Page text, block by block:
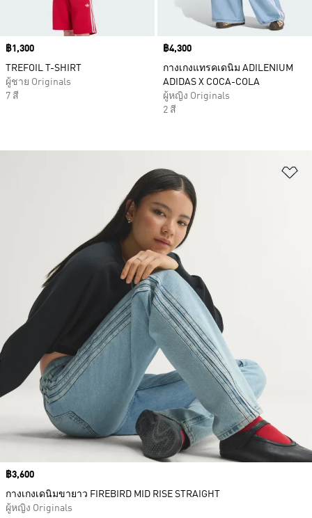
Price
฿1,300
TREFOIL T-SHIRT
ผู้ชาย Originals
7 สี
Price
฿4,300
กางเกงแทรคเดนิม ADILENIUM
ADIDAS X COCA-COLA
ผู้หญิง Originals
2 สี
Price
฿3,600
กางเกงเดนิมขายาว FIREBIRD MID RISE STRAIGHT
ผู้หญิง Originals